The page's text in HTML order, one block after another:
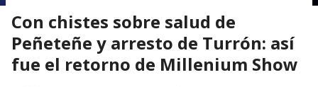
Con chistes sobre salud de
Peñeteñe y arresto de Turrón: así
fue el retorno de Millenium Show